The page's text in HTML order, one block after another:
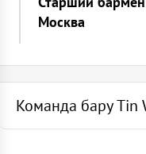
Москва
Команда бару Tin